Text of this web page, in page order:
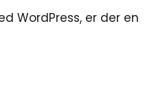
WordPress, er der en